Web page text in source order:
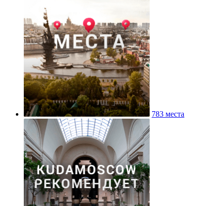
783 места